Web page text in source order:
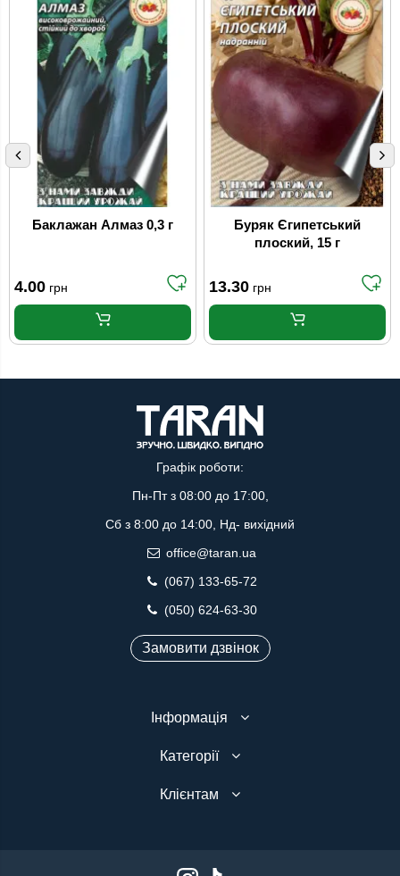
Баклажан Алмаз 0,3 г
4.00 грн
Буряк Єгипетський
плоский, 15 г
13.30 грн
Графік роботи:
Пн-Пт з 08:00 до 17:00,
Сб з 8:00 до 14:00, Нд- вихідний
office@taran.ua
(067) 133-65-72
(050) 624-63-30
Замовити дзвінок
Інформація
Категорії
Клієнтам